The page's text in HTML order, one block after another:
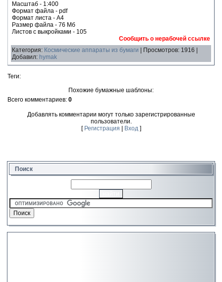
Масштаб - 1:400
Формат файла - pdf
Формат листа - А4
Размер файла - 76 Мб
Листов с выкройками - 105
Сообщить о нерабочей ссылке
Категория: Космические аппараты из бумаги | Просмотров: 1916 |
Добавил: hymak
Теги:
Похожие бумажные шаблоны:
Всего комментариев: 0
Добавлять комментарии могут только зарегистрированные
пользователи.
[ Регистрация Вход]
Поиск